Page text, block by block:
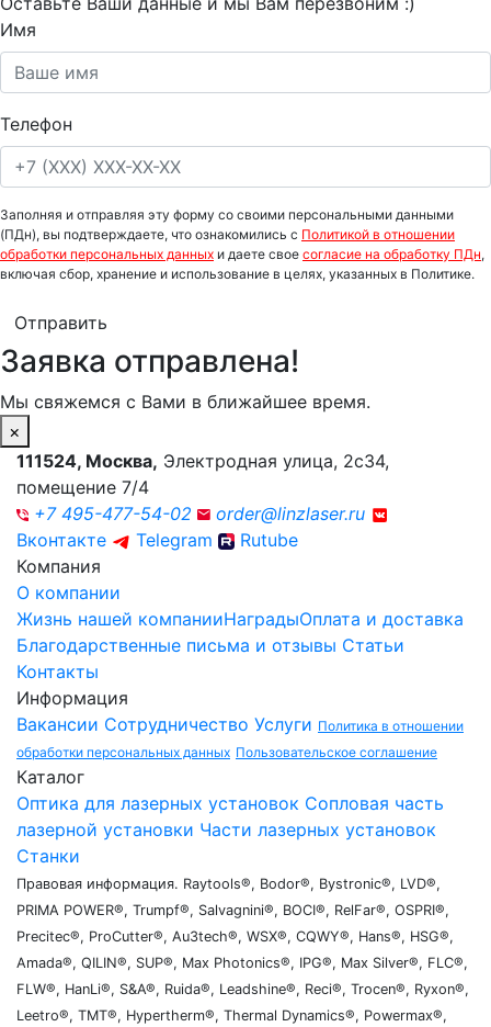
Имя
Телефон
Заполняя и отправляя эту форму со своими персональными данными
(ПДн), вы подтверждаете, что ознакомились с Политикой в отношении
обработки персональных данных и даете свое согласие на обработку ПДн,
включая сбор, хранение и использование в целях, указанных в Политике.
Отправить
Заявка отправлена!
Мы свяжемся с Вами в ближайшее время.
×
111524, Москва, Электродная улица, 2с34,
помещение 7/4
+7 495-477-54-02
order@linzlaser.ru
Вконтакте
Telegram
Rutube
Компания
О компании
Жизнь нашей компанииНаградыОплата и доставка
Благодарственные письма и отзывы Статьи
Контакты
Информация
Вакансии Сотрудничество Услуги Политика в отношении
обработки персональных данных Пользовательское соглашение
Каталог
Оптика для лазерных установок Сопловая часть
лазерной установки Части лазерных установок
Станки
Правовая информация. Raytools®, Bodor®, Bystronic®, LVD®,
PRIMA POWER®, Trumpf®, Salvagnini®, BOCI®, RelFar®, OSPRI®,
Precitec®, ProCutter®, Au3tech®, WSX®, CQWY®, Hans®, HSG®,
Amada®, QILIN®, SUP®, Max Photonics®, IPG®, Max Silver®, FLC®,
FLW®, HanLi®, S&A®, Ruida®, Leadshine®, Reci®, Trocen®, Ryxon®,
Leetro®, TMT®, Hypertherm®, Thermal Dynamics®, Powermax®,